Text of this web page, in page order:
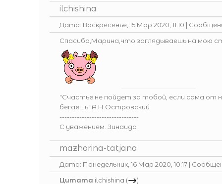
ilchishina
Дата: Воскресенье, 15 Мар 2020, 11:10 |
Спасибо,Марина,что заглядываешь на мою
"Счастье не пойдет за тобой, если сама от
бегаешь."А.Н.Островский
--------------------------------
С уважением. Зинаида
mazhorina-tatjana
Дата: Понедельник, 16 Мар 2020, 10:17 |
Цитата ilchishina ( )